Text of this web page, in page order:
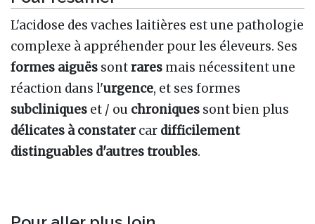
L'acidose des vaches laitières est une pathologie
complexe à appréhender pour les éleveurs. Ses
formes aiguës sontrares mais nécessitent une
réaction dans l'urgence, et ses formes
subcliniques et / ou chroniques sont bien plus
délicates à constatercar difficilement
distinguables d'autres troubles.